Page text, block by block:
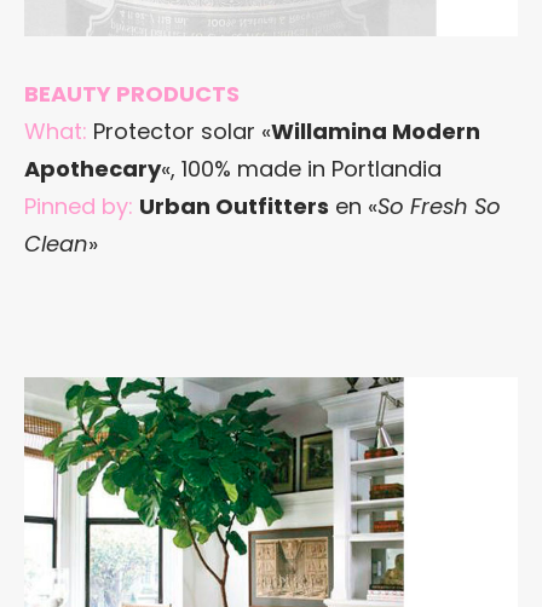
BEAUTY PRODUCTS
What: Protector solar «Willamina Modern
Apothecary«, 100% made in Portlandia
Pinned by: Urban Outfitters en «So Fresh So
Clean»